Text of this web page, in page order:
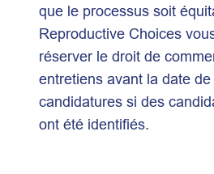
que le processus soit
Reproductive Choices
réserver le droit de
entretiens avant la date
candidatures si des
ont été identifiés.